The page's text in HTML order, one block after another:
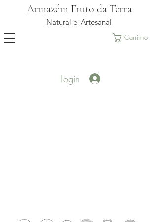
Armazém Fruto da Terra
Natural e Artesanal
Carrinho
Login